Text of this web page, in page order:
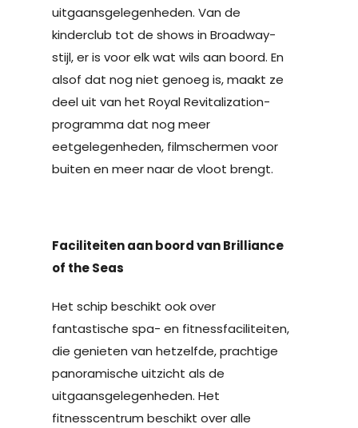
uitgaansgelegenheden. Van de
kinderclub tot de shows in Broadway-
stijl, er is voor elk wat wils aan boord. En
alsof dat nog niet genoeg is, maakt ze
deel uit van het Royal Revitalization-
programma dat nog meer
eetgelegenheden, filmschermen voor
buiten en meer naar de vloot brengt.
Faciliteiten aan boord van Brilliance
of the Seas
Het schip beschikt ook over
fantastische spa- en fitnessfaciliteiten,
die genieten van hetzelfde, prachtige
panoramische uitzicht als de
uitgaansgelegenheden. Het
fitnesscentrum beschikt over alle